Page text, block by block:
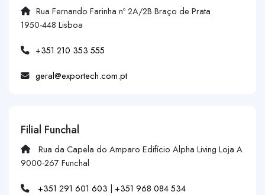
Rua Fernando Farinha nº 2A/2B Braço de Prata
1950-448 Lisboa
+351 210 353 555
geral@exportech.com.pt
Filial Funchal
Rua da Capela do Amparo Edifício Alpha Living Loja A
9000-267 Funchal
+351 291 601 603 | +351 968 084 534